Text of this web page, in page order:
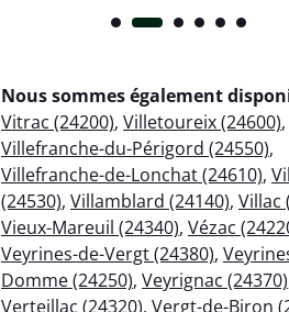
Nous sommes également
Vitrac (24200), Villetoureix (24600),
Villefranche-du-Périgord (24550),
Villefranche-de-Lonchat (24610),
(24530), Villamblard (24140), Villac
Vieux-Mareuil (24340), Vézac
Veyrines-de-Vergt (24380),
Domme (24250), Veyrignac (24370)
Verteillac (24320), Vergt-de-Biron